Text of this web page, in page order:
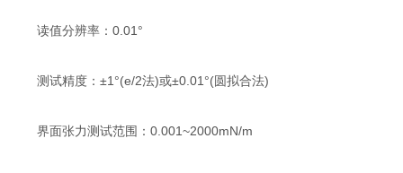
读值分辨率：0.01°
测试精度：±1°(e/2法)或±0.01°(圆拟合法)
界面张力测试范围：0.001~2000mN/m